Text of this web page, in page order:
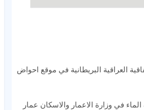
العراقية البريطانية في موقع احواض
في وزارة الاعمار والاسكان عمار